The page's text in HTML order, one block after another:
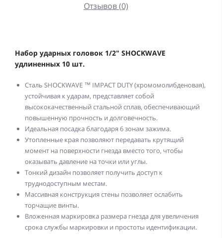
Отзывов (0)
Набор ударных головок 1/2" SHOCKWAVE
удлиненных 10 шт.
Сталь SHOCKWAVE ™ IMPACT DUTY (хромомолибденовая),
устойчивая к ударам, представляет собой
высококачественный стальной сплав, обеспечивающий
повышенную прочность и долговечность.
Идеальная посадка благодаря 6 зонам зажима.
Утопленные края позволяют передавать крутящий
момент на поверхности гнезда вместо того, чтобы
оказывать давление на точки или углы.
Тонкий дизайн позволяет получить доступ к
труднодоступным местам.
Массивная конструкция стены позволяет ослабить
торчащие винты.
Вложенная маркировка размера гнезда для увеличения
срока службы маркировки и простоты идентификации.